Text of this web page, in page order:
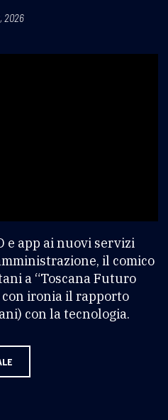
2026
e app ai nuovi servizi
il comico
a “Toscana Futuro
ironia il rapporto
con la tecnologia.